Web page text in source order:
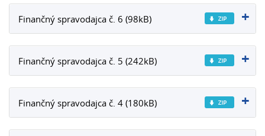
Finančný spravodajca č. 6 (98kB)
Finančný spravodajca č. 5 (242kB)
Finančný spravodajca č. 4 (180kB)